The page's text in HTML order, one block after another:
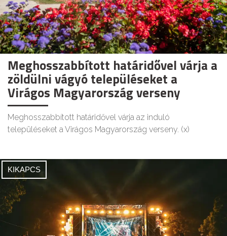
Meghosszabbított határidővel várja a
zöldülni vágyó településeket a
Virágos Magyarország verseny
Meghosszabbított határidővel várja az induló
településeket a Virágos Magyarország verseny. (x)
KIKAPCS